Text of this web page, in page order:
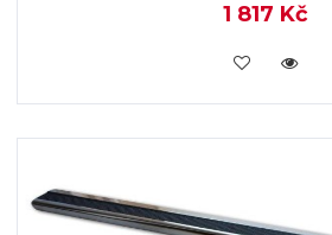
1 817 Kč
KOUPIT